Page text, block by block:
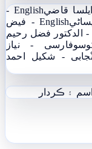
English -
English - فيض
- الدکتور فضل رحیم
فارسی - نياز
- شکیل احمد
اسم ۽ ڪردار